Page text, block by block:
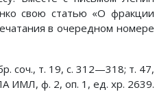
свою статью «О фракции
в очередном номере
соч., т. 19, с. 312—318; т. 47,
ИМЛ, ф. 2, оп. 1, ед. хр. 2639.